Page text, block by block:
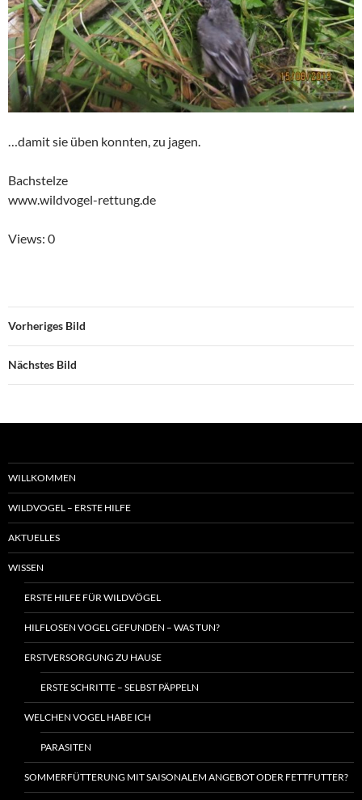
…damit sie üben konnten, zu jagen.
Bachstelze
www.wildvogel-rettung.de
Views: 0
Vorheriges Bild
Nächstes Bild
WILLKOMMEN
WILDVOGEL – ERSTE HILFE
AKTUELLES
WISSEN
ERSTE HILFE FÜR WILDVÖGEL
HILFLOSEN VOGEL GEFUNDEN – WAS TUN?
ERSTVERSORGUNG ZU HAUSE
ERSTE SCHRITTE – SELBST PÄPPELN
WELCHEN VOGEL HABE ICH
PARASITEN
SOMMERFÜTTERUNG MIT SAISONALEM ANGEBOT ODER FETTFUTTER?